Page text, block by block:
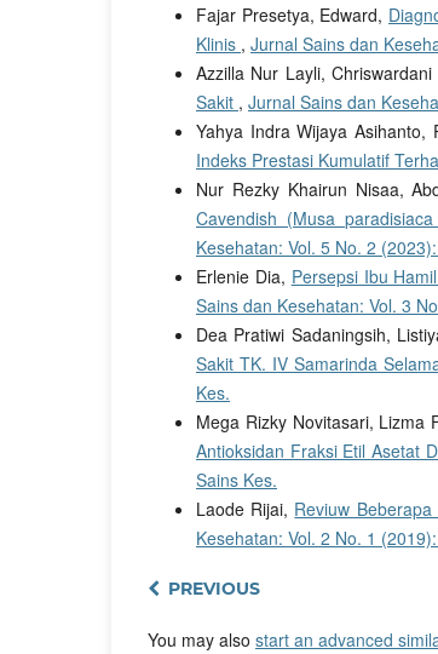
Fajar Presetya, Edward,
Klinis , Jurnal Sains dan
Azzilla Nur Layli,
Sakit , Jurnal Sains dan
Yahya Indra Wijaya Asihanto,
Indeks Prestasi Kumulatif
Nur Rezky Khairun Nisaa,
Cavendish (Musa
Kesehatan: Vol. 5 No. 2
Erlenie Dia, Persepsi Ibu
Sains dan Kesehatan: Vol. 3
Dea Pratiwi Sadaningsih,
Sakit TK. IV Samarinda
Kes.
Mega Rizky Novitasari, Lizma
Antioksidan Fraksi Etil Asetat
Sains Kes.
Laode Rijai, Reviuw
Kesehatan: Vol. 2 No. 1
PREVIOUS
You may also start an advanced